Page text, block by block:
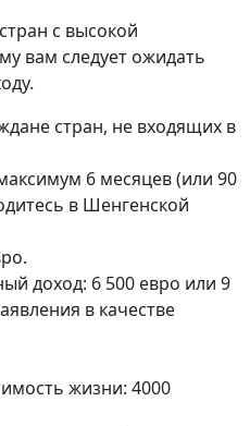
с высокой
вам следует ожидать
стран, не входящих в
6 месяцев (или 90
в Шенгенской
доход: 6 500 евро или 9
в качестве
жизни: 4000